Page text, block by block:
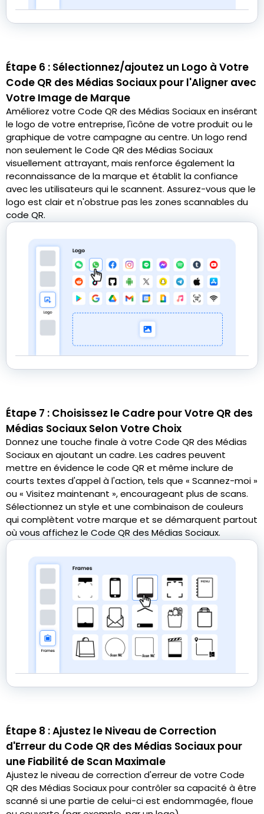
Étape 6 : Sélectionnez/ajoutez un Logo à Votre
Code QR des Médias Sociaux pour l'Aligner avec
Votre Image de Marque
Améliorez votre Code QR des Médias Sociaux en insérant
le logo de votre entreprise, l'icône de votre produit ou le
graphique de votre campagne au centre. Un logo rend
non seulement le Code QR des Médias Sociaux
visuellement attrayant, mais renforce également la
reconnaissance de la marque et établit la confiance
avec les utilisateurs qui le scannent. Assurez-vous que le
logo est clair et n'obstrue pas les zones scannables du
code QR.
Étape 7 : Choisissez le Cadre pour Votre QR des
Médias Sociaux Selon Votre Choix
Donnez une touche finale à votre Code QR des Médias
Sociaux en ajoutant un cadre. Les cadres peuvent
mettre en évidence le code QR et même inclure de
courts textes d'appel à l'action, tels que « Scannez-moi »
ou « Visitez maintenant », encourageant plus de scans.
Sélectionnez un style et une combinaison de couleurs
qui complètent votre marque et se démarquent partout
où vous affichez le Code QR des Médias Sociaux.
Étape 8 : Ajustez le Niveau de Correction
d'Erreur du Code QR des Médias Sociaux pour
une Fiabilité de Scan Maximale
Ajustez le niveau de correction d'erreur de votre Code
QR des Médias Sociaux pour contrôler sa capacité à être
scanné si une partie de celui-ci est endommagée, floue